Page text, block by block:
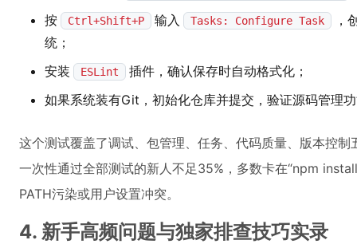
按
Ctrl+Shift+P 输入 Tasks: Configure Task
，
统；
安装
ESLint
插件，确认保存时自动格式化；
如果系统装有Git，初始化仓库并提交，验证源码管理
这个测试覆盖了调试、包管理、任务、代码质量、版本控
一次性通过全部测试的新人不足35%，多数卡在“npm
PATH污染或用户设置冲突。
4. 新手高频问题与独家排查技巧实录